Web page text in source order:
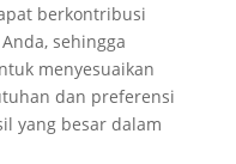
berkontribusi
sehingga
menyesuaikan
dan preferensi
yang besar dalam